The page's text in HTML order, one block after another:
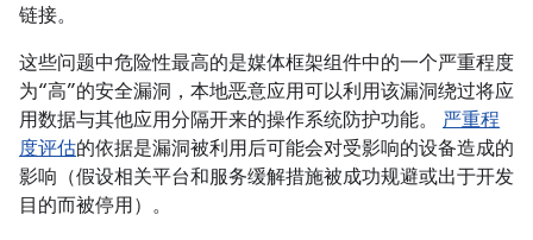
链接。
这些问题中危险性最高的是媒体框架组件中的一个严重程度
为“高”的安全漏洞，本地恶意应用可以利用该漏洞绕过将应
用数据与其他应用分隔开来的操作系统防护功能。 严重程
度评估的依据是漏洞被利用后可能会对受影响的设备造成的
影响（假设相关平台和服务缓解措施被成功规避或出于开发
目的而被停用）。